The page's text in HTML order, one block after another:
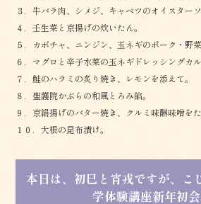
３．牛バラ肉、シメジ、キャベツのオイスターソ
４．壬生菜と京揚げの炊いたん。
５．カボチャ、ニンジン、玉ネギのポーク・野
６．マグロと辛子水菜の玉ネギドレッシングカル
７．鮭のハラミの炙り焼き、レモンを添えて。
８．聖護院かぶらの和風とろみ餡。
９．京絹揚げのバター焼き、クルミ味醂味噌を
１０．大根の昆布漬け。
本日は、初巳と宵戎ですが、こ
学体験講座新年初